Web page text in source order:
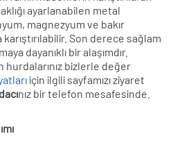
ayarlanabilen metal
magnezyum ve bakır
Son derece sağlam
dayanıklı bir alaşımdır.
hurdalarınız bizlerle değer
için ilgili sayfamızı ziyaret
nız bir telefon mesafesinde.